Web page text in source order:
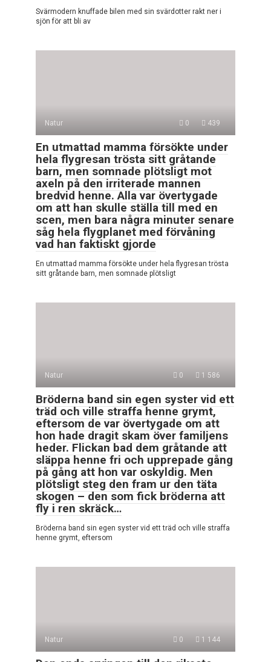
Svärmodern knuffade bilen med sin svärdotter rakt ner i
sjön för att bli av
Natur 0 439
En utmattad mamma försökte under
hela flygresan trösta sitt gråtande
barn, men somnade plötsligt mot
axeln på den irriterade mannen
bredvid henne. Alla var övertygade
om att han skulle ställa till med en
scen, men bara några minuter senare
såg hela flygplanet med förvåning
vad han faktiskt gjorde
En utmattad mamma försökte under hela flygresan trösta
sitt gråtande barn, men somnade plötsligt
Natur 0 1 586
Bröderna band sin egen syster vid ett
träd och ville straffa henne grymt,
eftersom de var övertygade om att
hon hade dragit skam över familjens
heder. Flickan bad dem gråtande att
släppa henne fri och upprepade gång
på gång att hon var oskyldig. Men
plötsligt steg den fram ur den täta
skogen – den som fick bröderna att
fly i ren skräck…
Bröderna band sin egen syster vid ett träd och ville straffa
henne grymt, eftersom
Natur 0 1 144